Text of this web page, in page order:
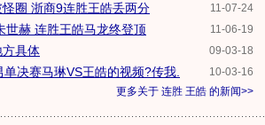
11-07-24
圈 浙商9连胜王皓丢两分
11-06-19
世赫 连胜王皓马龙终登顶
09-03-18
方具体
10-03-16
决赛马琳VS王皓的视频?传我.
更多关于 连胜 王皓 的新闻>>